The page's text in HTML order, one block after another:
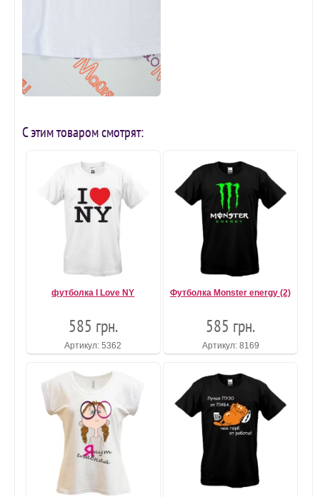
С этим товаром смотрят:
футболка I Love NY
585 грн.
Артикул: 5362
Футболка Monster energy (2)
585 грн.
Артикул: 8169